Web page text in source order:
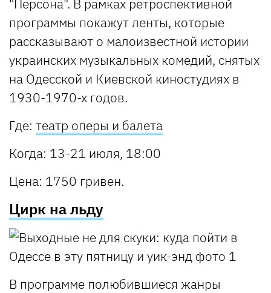
"Персона". В рамках ретроспективной
программы покажут ленты, которые
рассказывают о малоизвестной истории
украинских музыкальных комедий, снятых
на Одесской и Киевской киностудиях в
1930-1970-х годов.
Где: театр оперы и балета
Когда: 13-21 июля, 18:00
Цена: 1750 гривен.
Цирк на льду
В программе полюбившиеся жанры